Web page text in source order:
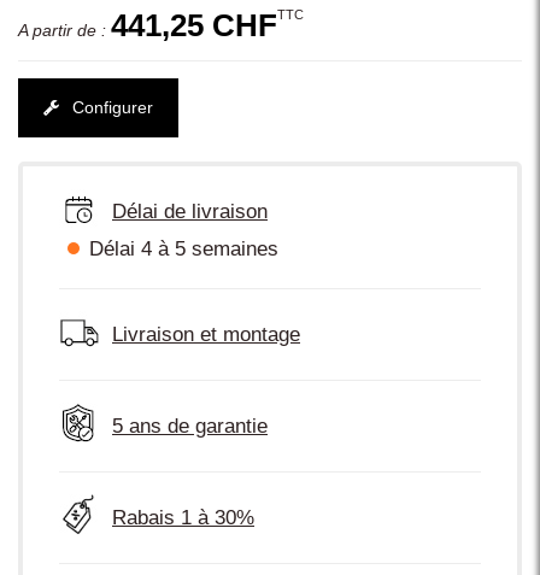
A partir de : 441,25 CHFTTC
Configurer
Délai de livraison
Délai 4 à 5 semaines
Livraison et montage
5 ans de garantie
Rabais 1 à 30%